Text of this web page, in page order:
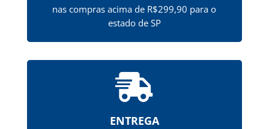
nas compras acima de R$299,90 para o
estado de SP

ENTREGA